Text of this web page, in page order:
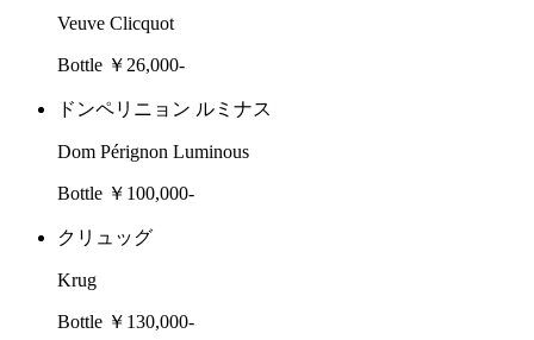
Veuve Clicquot
Bottle ￥26,000-
ドンペリニョン ルミナス
Dom Pérignon Luminous
Bottle ￥100,000-
クリュッグ
Krug
Bottle ￥130,000-